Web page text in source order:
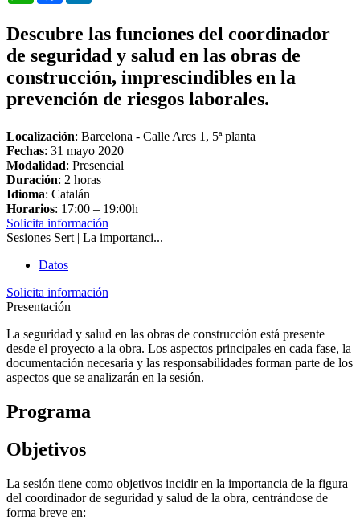
Descubre las funciones del coordinador
de seguridad y salud en las obras de
construcción, imprescindibles en la
prevención de riesgos laborales.
Localización: Barcelona - Calle Arcs 1, 5ª planta
Fechas: 31 mayo 2020
Modalidad: Presencial
Duración: 2 horas
Idioma: Catalán
Horarios: 17:00 – 19:00h
Solicita información
Sesiones Sert | La importanci...
Datos
Solicita información
Presentación
La seguridad y salud en las obras de construcción está presente
desde el proyecto a la obra. Los aspectos principales en cada fase, la
documentación necesaria y las responsabilidades forman parte de los
aspectos que se analizarán en la sesión.
Programa
Objetivos
La sesión tiene como objetivos incidir en la importancia de la figura
del coordinador de seguridad y salud de la obra, centrándose de
forma breve en: